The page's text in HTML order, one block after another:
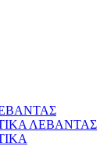
ΛΕΒΑΝΤΑΣ